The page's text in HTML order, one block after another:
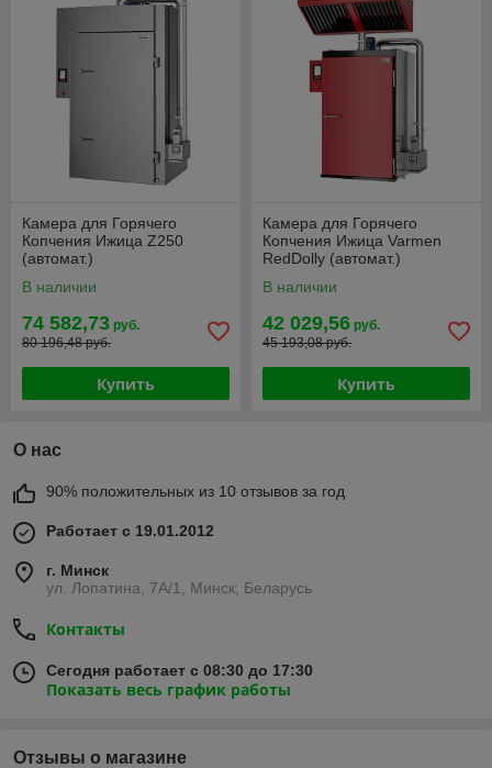
Камера для Горячего
Копчения Ижица Z250
(автомат.)
В наличии
74 582,73 руб.
80 196,48 руб.
Купить
Камера для Горячего
Копчения Ижица Varmen
RedDolly (автомат.)
В наличии
42 029,56 руб.
45 193,08 руб.
Купить
О нас
90% положительных из 10 отзывов за год
Работает с 19.01.2012
г. Минск
ул. Лопатина, 7А/1, Минск, Беларусь
Контакты
Сегодня работает с 08:30 до 17:30
Показать весь график работы
Отзывы о магазине